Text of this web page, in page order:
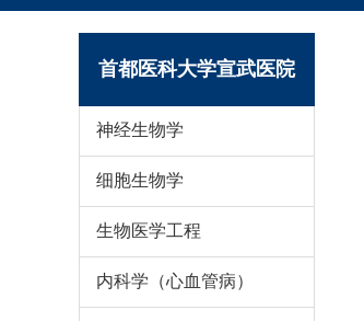
首都医科大学宣武医院
神经生物学
细胞生物学
生物医学工程
内科学（心血管病）